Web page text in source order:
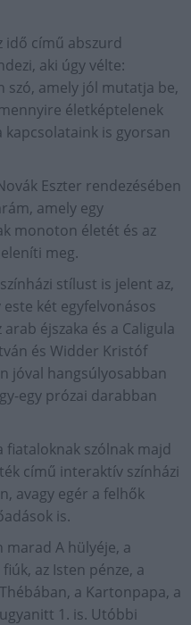
idő című abszurd
aki úgy vélte:
szó, amely jól mutatja be,
életképtelenek
is gyorsan
Eszter rendezésében
amely egy
monoton életét és az
meg.
stílust is jelent az,
két egyfelvonásos
éjszaka és a Caligula
és Widder Kristóf
jóval hangsúlyosabban
egy prózai darabban
fiataloknak szólnak majd
című interaktív színházi
avagy egér a felhők
is.
A hülyéje, a
az Isten pénze, a
a Kartonpapa, a
1. is. Utóbbi